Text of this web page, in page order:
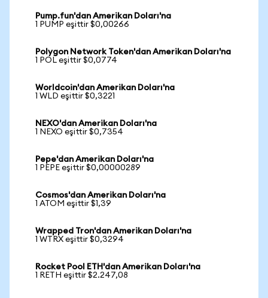
Pump.fun'dan Amerikan Doları'na
1 PUMP eşittir $0,00266
Polygon Network Token'dan Amerikan Doları'na
1 POL eşittir $0,0774
Worldcoin'dan Amerikan Doları'na
1 WLD eşittir $0,3221
NEXO'dan Amerikan Doları'na
1 NEXO eşittir $0,7354
Pepe'dan Amerikan Doları'na
1 PEPE eşittir $0,00000289
Cosmos'dan Amerikan Doları'na
1 ATOM eşittir $1,39
Wrapped Tron'dan Amerikan Doları'na
1 WTRX eşittir $0,3294
Rocket Pool ETH'dan Amerikan Doları'na
1 RETH eşittir $2.247,08